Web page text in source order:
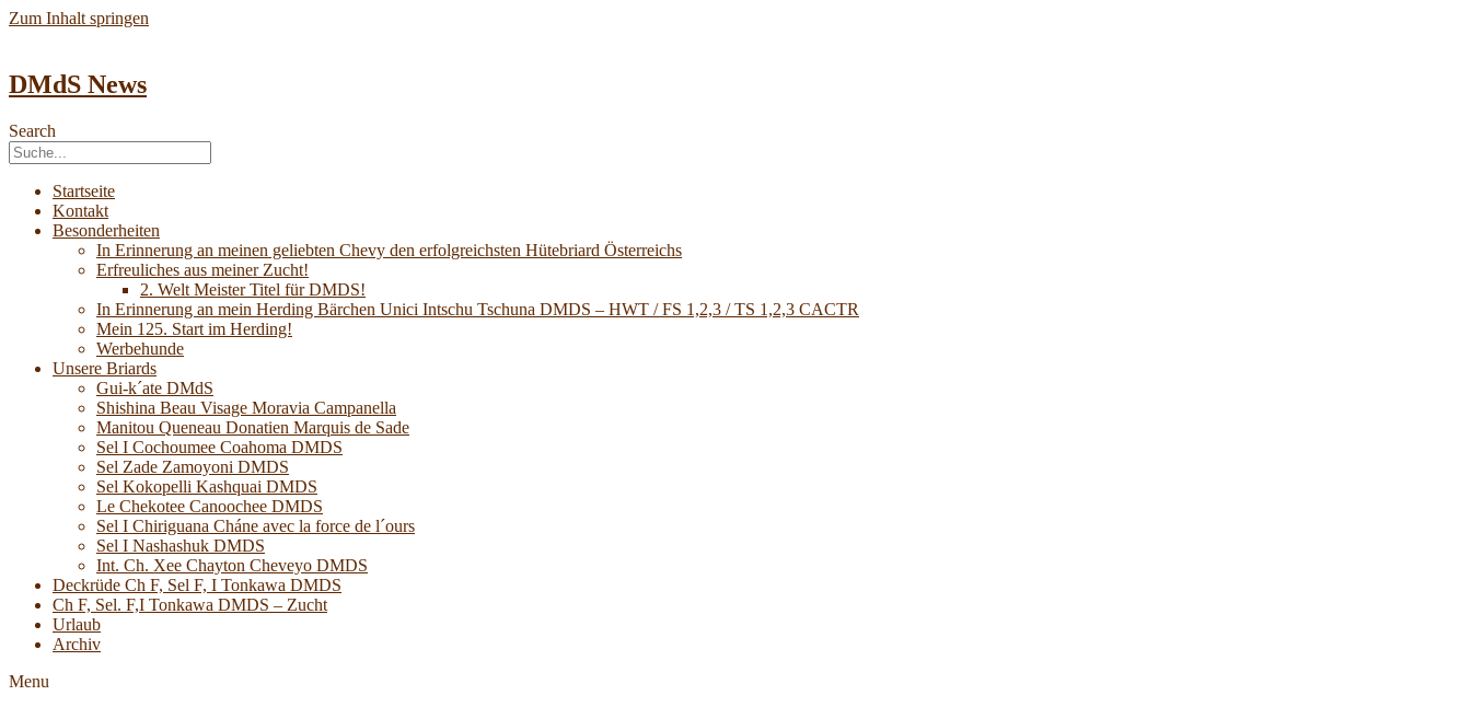
Zum Inhalt springen
DMdS News
Search
Startseite
Kontakt
Besonderheiten
In Erinnerung an meinen geliebten Chevy den erfolgreichsten Hütebriard Österreichs
Erfreuliches aus meiner Zucht!
2. Welt Meister Titel für DMDS!
In Erinnerung an mein Herding Bärchen Unici Intschu Tschuna DMDS – HWT / FS 1,2,3 / TS 1,2,3 CACTR
Mein 125. Start im Herding!
Werbehunde
Unsere Briards
Gui-k´ate DMdS
Shishina Beau Visage Moravia Campanella
Manitou Queneau Donatien Marquis de Sade
Sel I Cochoumee Coahoma DMDS
Sel Zade Zamoyoni DMDS
Sel Kokopelli Kashquai DMDS
Le Chekotee Canoochee DMDS
Sel I Chiriguana Cháne avec la force de l´ours
Sel I Nashashuk DMDS
Int. Ch. Xee Chayton Cheveyo DMDS
Deckrüde Ch F, Sel F, I Tonkawa DMDS
Ch F, Sel. F,I Tonkawa DMDS – Zucht
Urlaub
Archiv
Menu